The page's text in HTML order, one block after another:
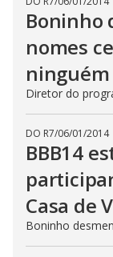
Boninho
nomes
Diretor do
DO R7/06/01/2014
BBB14
Casa de
Boninho